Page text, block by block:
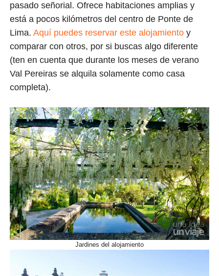
pasado señorial. Ofrece habitaciones amplias y
está a pocos kilómetros del centro de Ponte de
Lima. Aquí puedes reservar este alojamiento y
comparar con otros, por si buscas algo diferente
(ten en cuenta que durante los meses de verano
Val Pereiras se alquila solamente como casa
completa).
Jardines del alojamiento